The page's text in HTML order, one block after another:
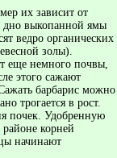
их зависит от
дно выкопанной ямы
ведро органиче­ских
золы).
еще немного почвы,
этого сажают
барбарис можно
тро­гается в рост.
почек. Удобренную
корней
начинают